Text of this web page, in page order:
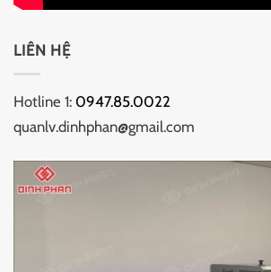
LIÊN HỆ
Hotline 1: 0947.85.0022
quanlv.dinhphan@gmail.com